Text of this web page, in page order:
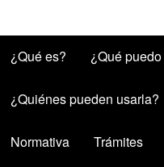
¿Qué es? ¿Qué
¿Quiénes pueden usarla?
Normativa Trámites